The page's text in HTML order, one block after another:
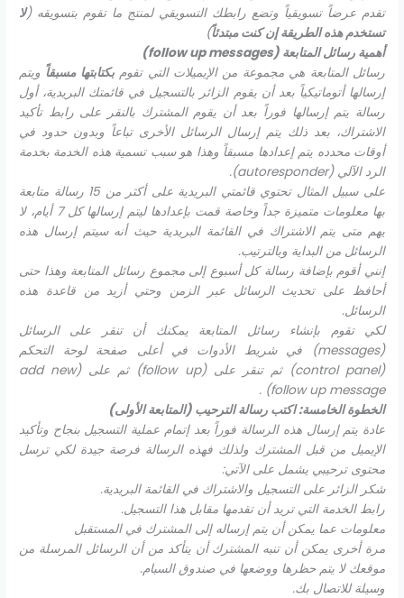
تقدم عرضاً تسويقياً وتضع رابطك التسويقي لمنتج ما تقوم بتسويقه (لا
تستخدم هذه الطريقة إن كنت مبتدئاً)
أهمية رسائل المتابعة (follow up messages
)
رسائل المتابعة هي مجموعة من الإيميلات التي تقومبكتابتها مسبقاً ويتم
إرسالها أتوماتيكياً بعد أن يقوم الزائر بالتسجيل في قائمتك البريدية، أول
رسالة يتم إرسالها فوراً بعد أن يقوم المشترك بالنقر على رابط تأكيد
الاشتراك، بعد ذلك يتم إرسال الرسائل الأخرى تباعاً وبدون حدود في
أوقات محدده يتم إعدادها مسبقاً وهذا هو سبب تسمية هذه الخدمة بخدمة
الرد الآلي (autoresponder
).
على سبيل المثال تحتوي قائمتي البريدية على أكثر من 15 رسالة متابعة
بها معلومات متميزة جداً وخاصة قمت بإعدادها ليتم إرسالها كل 7 أيام، لا
يهم متى يتم الاشتراك في القائمة البريدية حيث أنه سيتم إرسال هذه
الرسائل من البداية وبالترتيب.
إنني أقوم بإضافة رسالة كل أسبوع إلى مجموع رسائل المتابعة وهذا حتى
أحافظ على تحديث الرسائل عبر الزمن وحتي أزيد من قاعدة هذه
الرسائل.
لكي تقوم بإنشاء رسائل المتابعة يمكنك أن تنقر على الرسائل
(
messages) في شريط الأدوات في أعلى صفحة لوحة التحكم
(
control panel) ثم تنقر على (follow up) ثم على (add new
follow up message
) .
الخطوة الخامسة: اكتب رسالة الترحيب (المتابعة الأولى)
عادة يتم إرسال هذه الرسالة فوراً بعد إتمام عملية التسجيل بنجاح وتأكيد
الإيميل من قبل المشترك ولذلك فهذه الرسالة فرصة جيدة لكي ترسل
محتوى ترحيبي يشمل على الآتي:
شكر الزائر على التسجيل والاشتراك في القائمة البريدية.
رابط الخدمة التي تريد أن تقدمها مقابل هذا التسجيل.
معلومات عما يمكن أن يتم إرساله إلى المشترك في المستقبل
مرة أخرى يمكن أن تنبه المشترك أنيتأكد من أن الرسائل المرسلة من
موقعك لا يتم حظرها ووضعها في صندوق السبام.
وسيلة للاتصال بك.